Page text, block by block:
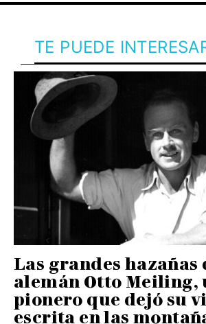
TE PUEDE
Las grandes hazañas
alemán Otto Meiling,
pionero que dejó su
escrita en las